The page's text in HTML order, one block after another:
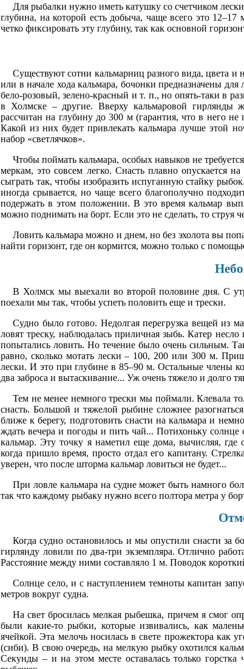
Для рыбалки нужно иметь катушку со счетчиком
глубина, на которой есть добыча, чаще всего это
четко фиксировать эту глубину, так как основной
Существуют сотни кальмарниц разного вида, цвета и
или в начале хода кальмара, бочонки предназначены
бело-розовый, зелено-красный и т. п., но опять-таки в
в Холмске – другие. Вверху кальмаровой гирлянды
рассчитан на глубину до 300 м (гарантия, что в него
Какой из них будет привлекать кальмара лучше этой
набор «светлячков».
Чтобы поймать кальмара, особых навыков не
меркам, это совсем легко. Снасть плавно опускается
сыграть так, чтобы изобразить испуганную стайку
иногда срывается, но чаще всего благополучно
подержать в этом положении. В это время кальмар
можно поднимать на борт. Если это не сделать, то
Ловить кальмара можно и днем, но без эхолота вы
найти горизонт, где он кормится, можно только с
В Холмск мы выехали во второй половине дня. С
поехали мы так, чтобы успеть половить еще и трески.
Судно было готово. Недолгая перегрузка вещей из
ловят треску, наблюдалась приличная зыбь. Катер
попытались ловить. Но течение было очень сильным.
равно, сколько мотать лески – 100, 200 или 300 м.
лески. И это при глубине в 85–90 м. Остальные члены
два заброса и вытаскивание... Уж очень тяжело и долго
Тем не менее немного трески мы поймали. Клевала
снасть. Большой и тяжелой рыбине сложнее
ближе к берегу, подготовить снасти на кальмара и
ждать вечера и погоды и пить чай... Потихоньку
кальмар. Эту точку я наметил еще дома, вычисляя, где
когда пришло время, просто отдал его капитану.
уверен, что после шторма кальмар ловиться не будет...
При ловле кальмара на судне может быть намного
так что каждому рыбаку нужно всего полтора метра у
Когда судно остановилось и мы опустили снасти за
гирлянду ловили по два-три экземпляра. Отлично
Расстояние между ними составляло 1 м. Поводок
Солнце село, и с наступлением темноты капитан
метров вокруг судна.
На свет бросилась мелкая рыбешка, причем я смог
были какие-то рыбки, которые извивались, как
ячейкой. Эта мелочь носилась в свете прожектора как
(сиби). В свою очередь, на мелкую рыбку охотился
Секунды – и на этом месте оставалась только